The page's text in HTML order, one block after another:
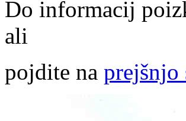
Do informacij
ali
pojdite na prejšnjo